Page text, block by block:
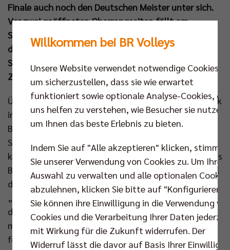
Finale auch noch den Deutschen Meister unter sich.
Vor zwei geöffneten Oberrangseiten fällt am
Sonntag (27. Apr um 16.00 Uhr) der Startschuss, bei
dem Titelsponsor Berlin Recycling als „Partner des
Spieltags“ sein 25-jähriges Firmenjubiläum mit den
Zuschauern im Volleyballtempel feiert.
Überzeugend beim Ligacup (3:0), durchsetzungsstark
im DVV-Pokal (3:1) und ungefährdet in der Volleyball
Bundesliga (3:0) – in den ersten drei Duellen dieser
Saison gaben die BR Volleys gegen die SVG Lüneburg
klar den Ton an. Mitte Februar wendete sich dann das
Blatt zwischen den beiden Kontrahenten. Im Hinspiel
der CEV Champions League (2:3) gewannen die
„LüneHünen“ den nötigen Glauben, der sie auch die
dramatische Berliner Aufholjagd im Rückspiel (3:2)
mit 13:15 im Golden Set noch stoppen ließ. Was
folgte, war ein zweites Match in der Bundesliga, bei
Willkommen bei BR Volleys
Unsere Website verwendet notwendige Cookies,
um sicherzustellen, dass sie wie erwartet
funktioniert sowie optionale Analyse-Cookies, die
uns helfen zu verstehen, wie Besucher sie nutzen,
um Ihnen das beste Erlebnis zu bieten.
Indem Sie auf "Alle akzeptieren" klicken, stimmen
Sie unserer Verwendung von Cookies zu. Um Ihre
Auswahl zu verwalten und alle optionalen Cookies
abzulehnen, klicken Sie bitte auf "Konfigurieren".
Sie können ihre Einwilligung in die Verwendung
Cookies und die Verarbeitung Ihrer Daten
mit Wirkung für die Zukunft widerrufen. Der
Widerruf lässt die davor auf Basis Ihrer